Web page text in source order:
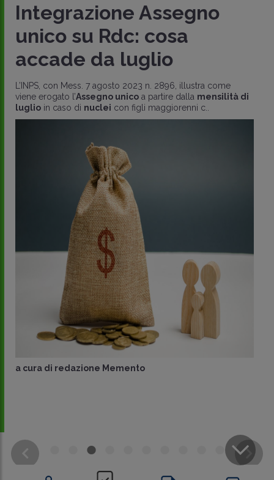
CONDIVIDI
Integrazione Assegno
unico su Rdc: cosa
accade da luglio
L’INPS, con Mess. 7 agosto 2023 n. 2896, illustra come
viene erogato l’Assegno unico a partire dalla mensilità di
luglio in caso di nuclei con figli maggiorenni c..
a cura di redazione Memento